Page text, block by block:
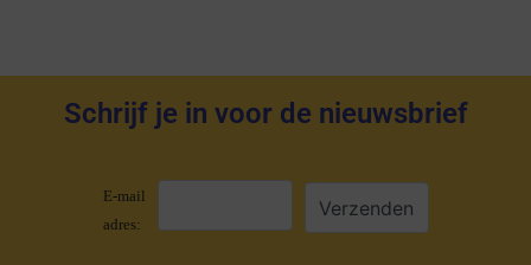
Schrijf je in voor de nieuwsbrief
E-mail
adres: